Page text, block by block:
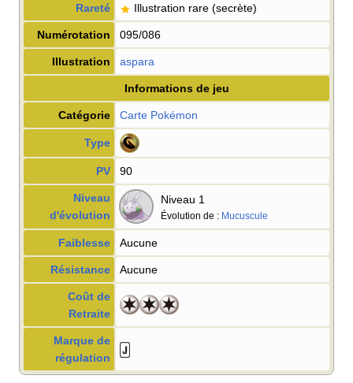
Rareté Illustration rare (secrète)
Numérotation 095/086
Illustration aspara
Informations de jeu
Catégorie Carte Pokémon
Type
PV 90
Niveau
d'évolution
Niveau 1
Évolution de : Mucuscule
Faiblesse Aucune
Résistance Aucune
Coût de
Retraite
Marque de
régulation